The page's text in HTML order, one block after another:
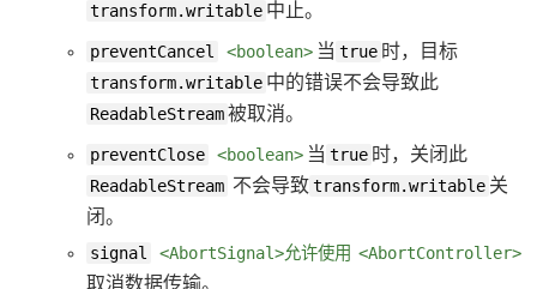
transform.writable 中止。
preventCancel <boolean> 当 true 时，目标
transform.writable 中的错误不会导致此
ReadableStream被取消。
preventClose <boolean> 当 true 时，关闭此
ReadableStream 不会导致transform.writable 关
闭。
signal
<AbortSignal>允许使用 <AbortController>
取消数据传输。